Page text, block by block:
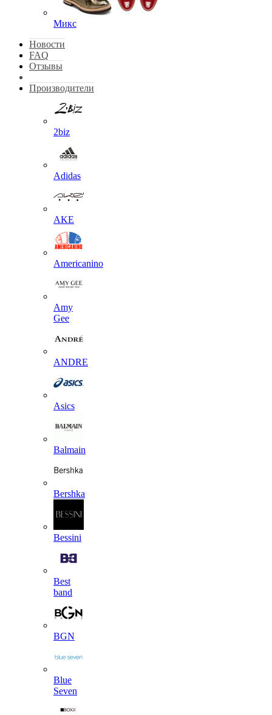
Микс
Новости
FAQ
Отзывы
Производители
2biz
Adidas
AKE
Americanino
Amy
Gee
ANDRE
Asics
Balmain
Bershka
Bessini
Best
band
BGN
Blue
Seven